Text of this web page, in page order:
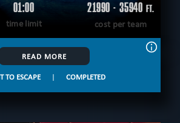
01:00
time limit
21990 - 35940 FT.
cost per team
READ MORE
TO ESCAPE | COMPLETED